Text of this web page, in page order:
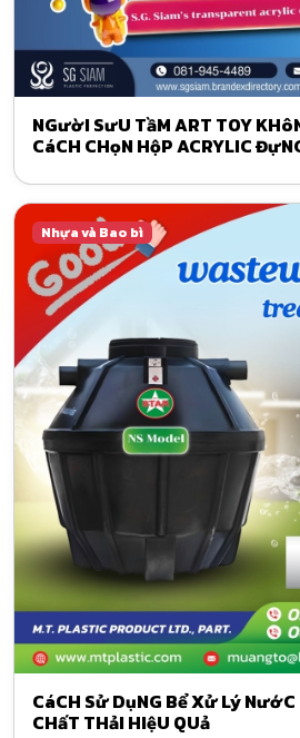
NGườI SưU TầM ART TOY
CáCH CHọN HộP ACRYLIC
Nhựa và Bao bì
CáCH Sử DụNG Bể Xử Lý NướC
CHấT THảI HIệU QUả